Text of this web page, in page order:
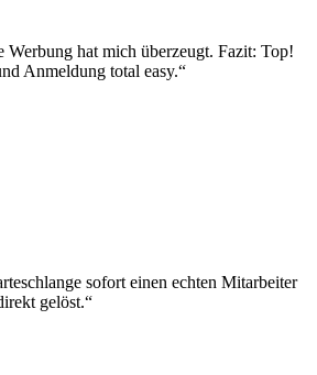
Werbung hat mich überzeugt. Fazit: Top!
Anmeldung total easy.“
sofort einen echten Mitarbeiter
gelöst.“